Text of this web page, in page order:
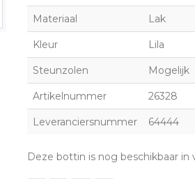
Materiaal Lak
Kleur Lila
Steunzolen Mogelijk
Artikelnummer 26328
Leveranciersnummer 64444
Deze bottin is nog beschikbaar in